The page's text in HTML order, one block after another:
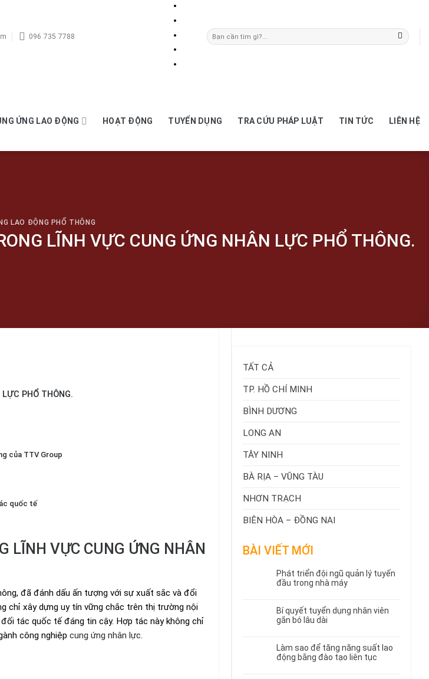
096 735 7788
ỨNG LAO ĐỘNG HOẠT ĐỘNG TUYỂN DỤNG TRA CỨU PHÁP LUẬT TIN TỨC LIÊN HỆ
LAO ĐỘNG PHỔ THÔNG
LĨNH VỰC CUNG ỨNG NHÂN LỰC PHỔ THÔNG.
PHỔ THÔNG.
của TTV Group
quốc tế
LĨNH VỰC CUNG ỨNG NHÂN
đã đánh dấu ấn tượng với sự xuất sắc và đổi
chỉ xây dựng uy tín vững chắc trên thị trường nội
tác quốc tế đáng tin cậy. Hợp tác này không chỉ
công nghiệp cung ứng nhân lực.
TẤT CẢ
TP. HỒ CHÍ MINH
BÌNH DƯƠNG
LONG AN
TÂY NINH
BÀ RỊA – VŨNG TÀU
NHƠN TRẠCH
BIÊN HÒA – ĐỒNG NAI
BÀI VIẾT MỚI
Phát triển đội ngũ quản lý tuyến
đầu trong nhà máy
Bí quyết tuyển dụng nhân viên
gắn bó lâu dài
Làm sao để tăng năng suất lao
động bằng đào tạo liên tục